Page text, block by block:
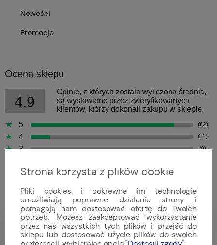
Nowości
Promocje
Ocena sklepu
4.9
Opinie, z których została wyliczona średnia,
są wystawione przez zweryfikowanych
klientów, którzy dokonali zakupu w sklepie.
5
(82)
4 (11)
3 (0)
1
Tom
Dodano: 2026-08-08
Strona korzysta z plików cookie
Pliki cookies i pokrewne im technologie
umożliwiają poprawne działanie strony i
pomagają nam dostosować ofertę do Twoich
potrzeb. Możesz zaakceptować wykorzystanie
przez nas wszystkich tych plików i przejść do
sklepu lub dostosować użycie plików do swoich